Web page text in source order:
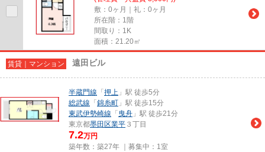
敷：0ヶ月｜礼：0ヶ月
所在階：1階
間取り：1K
面積：21.20㎡
賃貸｜マンション 遠田ビル
半蔵門線 「 押上 」駅 徒歩5分
総武線 「 錦糸町 」駅 徒歩15分
東武伊勢崎線 「 曳舟 」駅 徒歩21分
東京都墨田区業平 ３丁目
7.2万円
築年数：築27年 ｜募集中： 1室